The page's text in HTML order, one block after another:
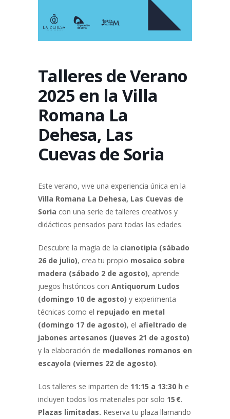
Talleres de Verano
2025 en la Villa
Romana La
Dehesa, Las
Cuevas de Soria
Este verano, vive una experiencia única en la
Villa Romana La Dehesa, Las Cuevas de
Soria con una serie de talleres creativos y
didácticos pensados para todas las edades.
Descubre la magia de la cianotipia (sábado
26 de julio), crea tu propio mosaico sobre
madera (sábado 2 de agosto), aprende
juegos históricos con Antiquorum Ludos
(domingo 10 de agosto) y experimenta
técnicas como el repujado en metal
(domingo 17 de agosto), el afieltrado de
jabones artesanos (jueves 21 de agosto)
y la elaboración de medallones romanos en
escayola (viernes 22 de agosto).
Los talleres se imparten de 11:15 a 13:30 h e
incluyen todos los materiales por solo 15 €.
Plazas limitadas. Reserva tu plaza llamando